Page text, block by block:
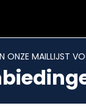
ONZE MAILLIJST